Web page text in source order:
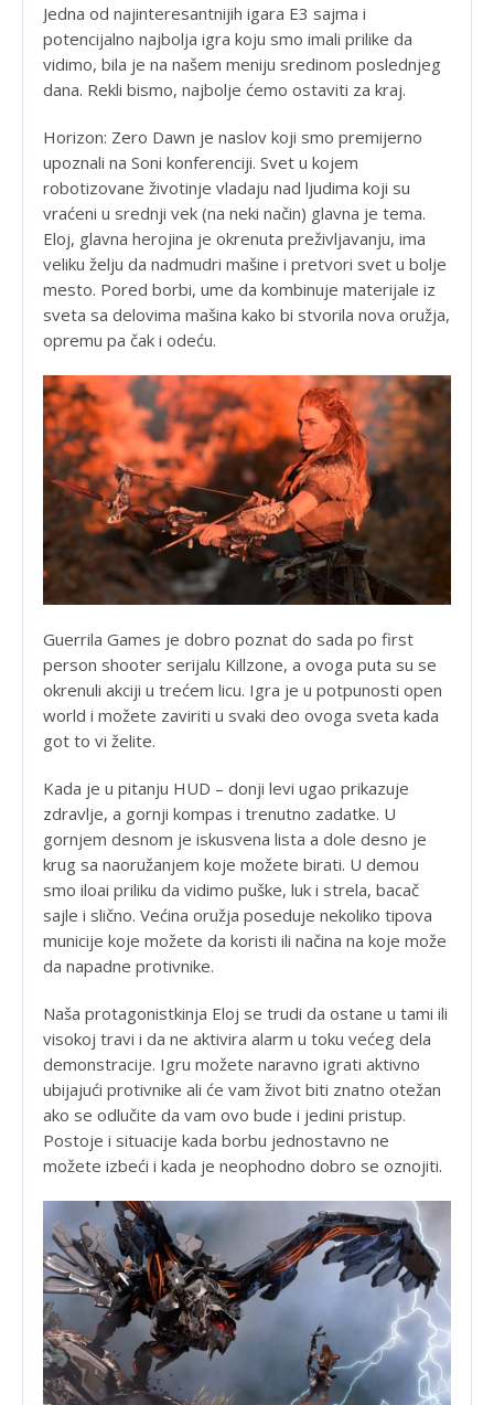
Jedna od najinteresantnijih igara E3 sajma i
potencijalno najbolja igra koju smo imali prilike da
vidimo, bila je na našem meniju sredinom poslednjeg
dana. Rekli bismo, najbolje ćemo ostaviti za kraj.
Horizon: Zero Dawn je naslov koji smo premijerno
upoznali na Soni konferenciji. Svet u kojem
robotizovane životinje vladaju nad ljudima koji su
vraćeni u srednji vek (na neki način) glavna je tema.
Eloj, glavna herojina je okrenuta preživljavanju, ima
veliku želju da nadmudri mašine i pretvori svet u bolje
mesto. Pored borbi, ume da kombinuje materijale iz
sveta sa delovima mašina kako bi stvorila nova oružja,
opremu pa čak i odeću.
Guerrila Games je dobro poznat do sada po first
person shooter serijalu Killzone, a ovoga puta su se
okrenuli akciji u trećem licu. Igra je u potpunosti open
world i možete zaviriti u svaki deo ovoga sveta kada
got to vi želite.
Kada je u pitanju HUD – donji levi ugao prikazuje
zdravlje, a gornji kompas i trenutno zadatke. U
gornjem desnom je iskusvena lista a dole desno je
krug sa naoružanjem koje možete birati. U demou
smo iloai priliku da vidimo puške, luk i strela, bacač
sajle i slično. Većina oružja poseduje nekoliko tipova
municije koje možete da koristi ili načina na koje može
da napadne protivnike.
Naša protagonistkinja Eloj se trudi da ostane u tami ili
visokoj travi i da ne aktivira alarm u toku većeg dela
demonstracije. Igru možete naravno igrati aktivno
ubijajući protivnike ali će vam život biti znatno otežan
ako se odlučite da vam ovo bude i jedini pristup.
Postoje i situacije kada borbu jednostavno ne
možete izbeći i kada je neophodno dobro se oznojiti.